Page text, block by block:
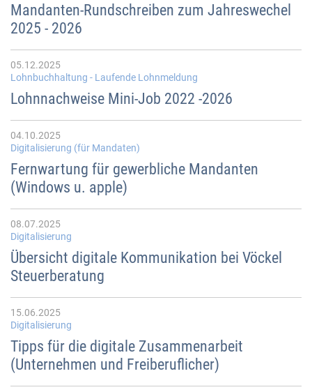
Mandanten-Rundschreiben zum Jahreswechel
2025 - 2026
05.12.2025
Lohnbuchhaltung - Laufende Lohnmeldung
Lohnnachweise Mini-Job 2022 -2026
04.10.2025
Digitalisierung (für Mandaten)
Fernwartung für gewerbliche Mandanten
(Windows u. apple)
08.07.2025
Digitalisierung
Übersicht digitale Kommunikation bei Vöckel
Steuerberatung
15.06.2025
Digitalisierung
Tipps für die digitale Zusammenarbeit
(Unternehmen und Freiberuflicher)